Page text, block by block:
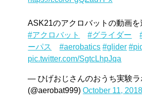
ASK21のアクロバットの動画を
#アクロバット
#グライダー
ーパス
#aerobatics #glider
pic.twitter.com/SgtcLhpJqa
— ひげおじさんのおうち実験ラ
(@aerobat999)October 11, 2018